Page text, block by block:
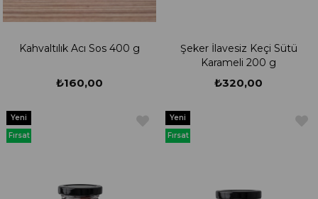
Kahvaltılık Acı Sos 400 g
₺160,00
Şeker İlavesiz Keçi Sütü
Karameli 200 g
₺320,00
Yeni
Ürün
Fırsat
Yeni
Ürün
Fırsat